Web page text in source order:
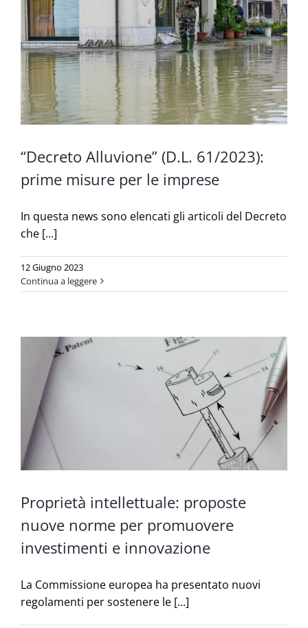
“Decreto Alluvione” (D.L. 61/2023):
prime misure per le imprese
In questa news sono elencati gli articoli del Decreto
che [...]
12 Giugno 2023
Continua a leggere
Proprietà intellettuale: proposte
nuove norme per promuovere
investimenti e innovazione
La Commissione europea ha presentato nuovi
regolamenti per sostenere le [...]